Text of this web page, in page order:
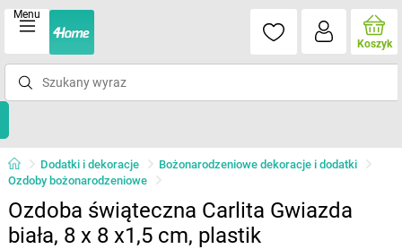
Menu
Koszyk
Dodatki i dekoracje
Bożonarodzeniowe dekoracje i dodatki
Ozdoby bożonarodzeniowe
Ozdoba świąteczna Carlita Gwiazda
biała, 8 x 8 x1,5 cm, plastik